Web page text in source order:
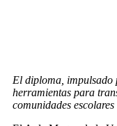
El diploma, impulsado
herramientas para
comunidades